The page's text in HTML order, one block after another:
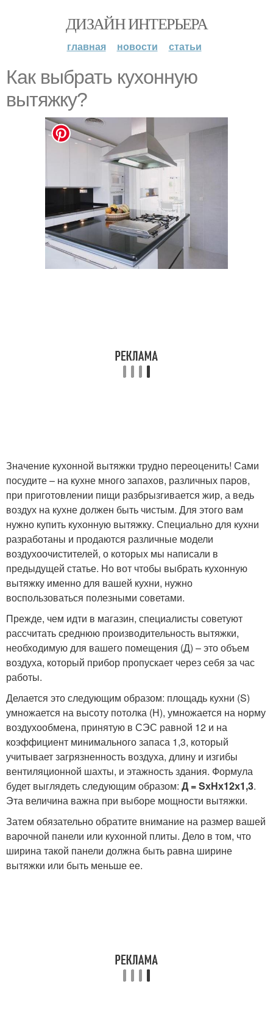
ДИЗАЙН ИНТЕРЬЕРА
главная новости статьи
Как выбрать кухонную
вытяжку?
Значение кухонной вытяжки трудно переоценить! Сами
посудите – на кухне много запахов, различных паров,
при приготовлении пищи разбрызгивается жир, а ведь
воздух на кухне должен быть чистым. Для этого вам
нужно купить кухонную вытяжку. Специально для кухни
разработаны и продаются различные модели
воздухоочистителей, о которых мы написали в
предыдущей статье. Но вот чтобы выбрать кухонную
вытяжку именно для вашей кухни, нужно
воспользоваться полезными советами.
Прежде, чем идти в магазин, специалисты советуют
рассчитать среднюю производительность вытяжки,
необходимую для вашего помещения (Д) – это объем
воздуха, который прибор пропускает через себя за час
работы.
Делается это следующим образом: площадь кухни (S)
умножается на высоту потолка (Н), умножается на норму
воздухообмена, принятую в СЭС равной 12 и на
коэффициент минимального запаса 1,3, который
учитывает загрязненность воздуха, длину и изгибы
вентиляционной шахты, и этажность здания. Формула
будет выглядеть следующим образом: Д = SхНх12х1,3.
Эта величина важна при выборе мощности вытяжки.
Затем обязательно обратите внимание на размер вашей
варочной панели или кухонной плиты. Дело в том, что
ширина такой панели должна быть равна ширине
вытяжки или быть меньше ее.